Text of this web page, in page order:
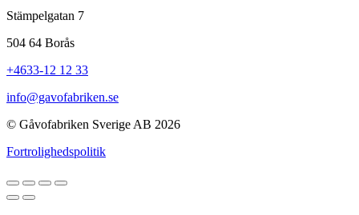
Stämpelgatan 7
504 64 Borås
+4633-12 12 33
info@gavofabriken.se
© Gåvofabriken Sverige AB 2026
Fortrolighedspolitik